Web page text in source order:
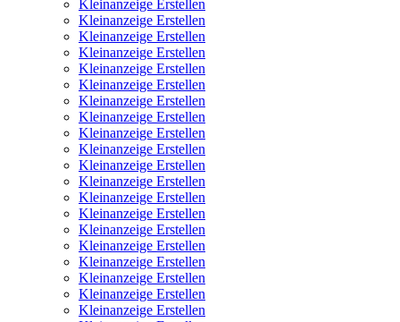
Kleinanzeige Erstellen
Kleinanzeige Erstellen
Kleinanzeige Erstellen
Kleinanzeige Erstellen
Kleinanzeige Erstellen
Kleinanzeige Erstellen
Kleinanzeige Erstellen
Kleinanzeige Erstellen
Kleinanzeige Erstellen
Kleinanzeige Erstellen
Kleinanzeige Erstellen
Kleinanzeige Erstellen
Kleinanzeige Erstellen
Kleinanzeige Erstellen
Kleinanzeige Erstellen
Kleinanzeige Erstellen
Kleinanzeige Erstellen
Kleinanzeige Erstellen
Kleinanzeige Erstellen
Kleinanzeige Erstellen